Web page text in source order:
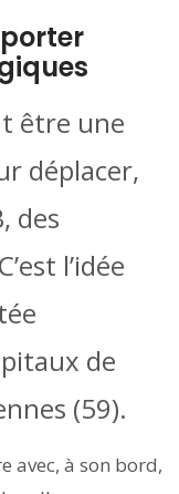
être une
déplacer,
des
l’idée
de
(59).
avec, à son bord,